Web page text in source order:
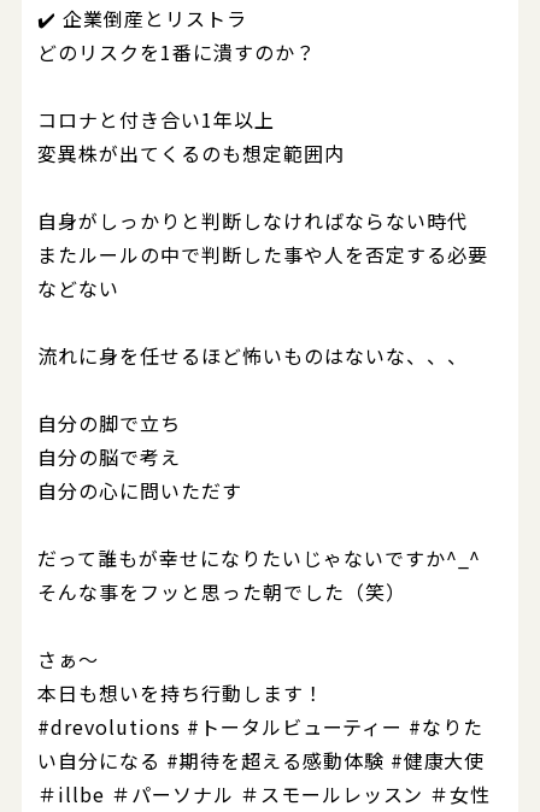
✔️ 企業倒産とリストラ
どのリスクを1番に潰すのか？
コロナと付き合い1年以上
変異株が出てくるのも想定範囲内
自身がしっかりと判断しなければならない時代
またルールの中で判断した事や人を否定する必要
などない
流れに身を任せるほど怖いものはないな、、、
自分の脚で立ち
自分の脳で考え
自分の心に問いただす
だって誰もが幸せになりたいじゃないですか^_^
そんな事をフッと思った朝でした（笑）
さぁ〜
本日も想いを持ち行動します！
#drevolutions #トータルビューティー #なりた
い自分になる #期待を超える感動体験 #健康大使
＃illbe ＃パーソナル ＃スモールレッスン ＃女性